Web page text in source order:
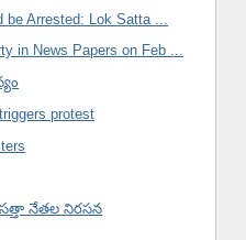
Arrested: Lok Satta ...
in News Papers on Feb ...
protest
నేతల నిరసన